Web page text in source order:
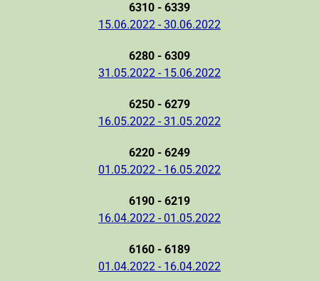
6310 - 6339
15.06.2022 - 30.06.2022
6280 - 6309
31.05.2022 - 15.06.2022
6250 - 6279
16.05.2022 - 31.05.2022
6220 - 6249
01.05.2022 - 16.05.2022
6190 - 6219
16.04.2022 - 01.05.2022
6160 - 6189
01.04.2022 - 16.04.2022